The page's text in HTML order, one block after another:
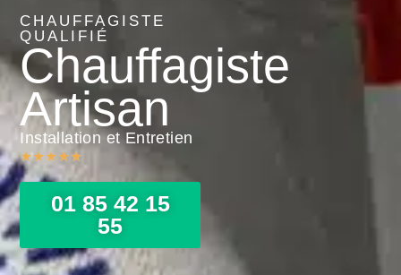
CHAUFFAGISTE
QUALIFIÉ
Chauffagiste
Artisan
Installation et Entretien
★★★★★
01 85 42 15
55